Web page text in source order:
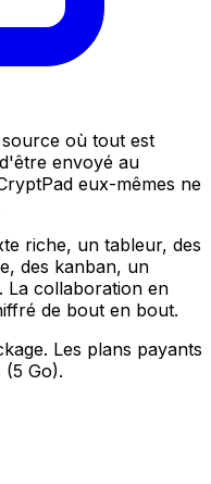
où tout est
envoyé au
eux-mêmes ne
riche, un tableur, des
des kanban, un
La collaboration en
de bout en bout.
Les plans payants
Go).